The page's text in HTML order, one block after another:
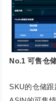
No.1 可售仓储
SKU的仓储跟